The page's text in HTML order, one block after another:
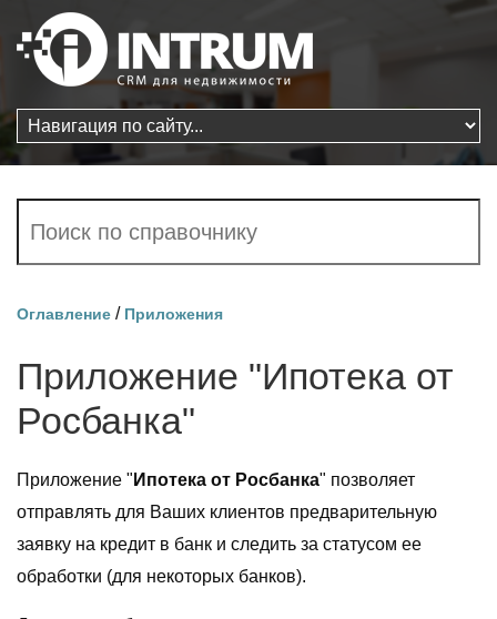
Оглавление / Приложения
Приложение "Ипотека от
Росбанка"
Приложение " Ипотека от Росбанка" позволяет
отправлять для Ваших клиентов предварительную
заявку на кредит в банк и следить за статусом ее
обработки (для некоторых банков).